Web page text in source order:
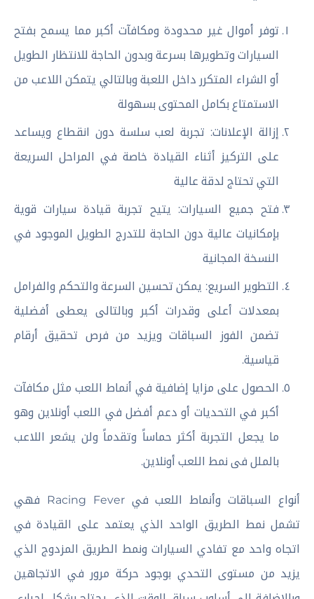
توفر أموال غير محدودة ومكافآت أكبر مما يسمح بفتح
السيارات وتطويرها بسرعة وبدون الحاجة للانتظار الطويل
أو الشراء المتكرر داخل اللعبة وبالتالي يتمكن اللاعب من
الاستمتاع بكامل المحتوى بسهولة
إزالة الإعلانات: تجربة لعب سلسة دون انقطاع ويساعد
على التركيز أثناء القيادة خاصة في المراحل السريعة
التي تحتاج لدقة عالية
فتح جميع السيارات: يتيح تجربة قيادة سيارات قوية
بإمكانيات عالية دون الحاجة للتدرج الطويل الموجود في
النسخة المجانية
التطوير السريع: يمكن تحسين السرعة والتحكم والفرامل
بمعدلات أعلى وقدرات أكبر وبالتالى يعطى أفضلية
تضمن الفوز السباقات ويزيد من فرص تحقيق أرقام
قياسية.
الحصول على مزايا إضافية في أنماط اللعب مثل مكافآت
أكبر في التحديات أو دعم أفضل في اللعب أونلاين وهو
ما يجعل التجربة أكثر حماساً وتقدماً ولن يشعر اللاعب
بالملل فى نمط اللعب أونلاين.
أنواع السباقات وأنماط اللعب في Racing Fever فهي
تشمل نمط الطريق الواحد الذي يعتمد على القيادة في
اتجاه واحد مع تفادي السيارات ونمط الطريق المزدوج الذي
يزيد من مستوى التحدي بوجود حركة مرور في الاتجاهين